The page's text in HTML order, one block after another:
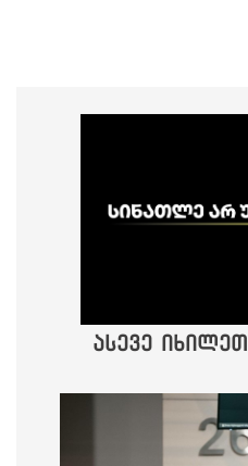
ასევე იხილეთ